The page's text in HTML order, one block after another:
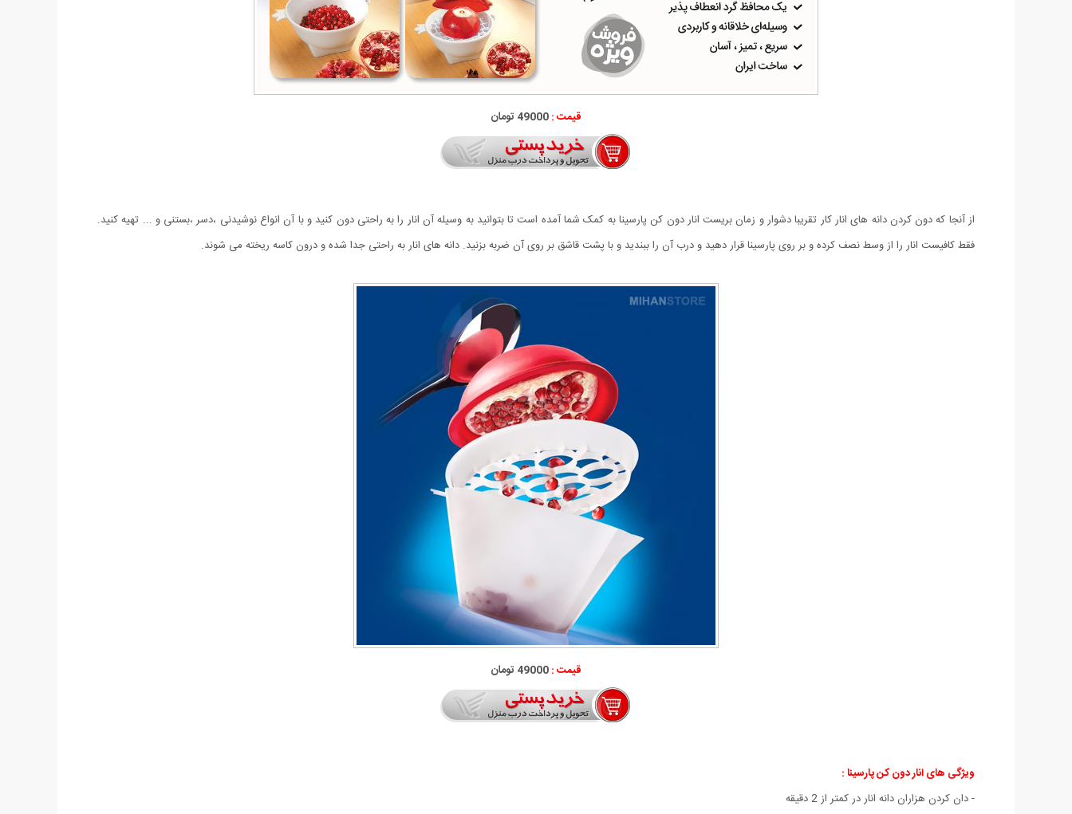
قیمت :49000 تومان
از آنجا که دون کردن دانه های انار کار تقریبا دشوار و زمان بریست انار دون کن پارسینا به کمک شما آمده است تا بتوانید به وسیله آن انار را به راحتی دون کنید و با آن انواع نوشیدنی ،دسر ،بستنی و ... تهیه کنید.
فقط کافیست انار را از وسط نصف کرده و بر روی پارسینا قرار دهید و درب آن را ببندید و با پشت قاشق بر روی آن ضربه بزنید. دانه های انار به راحتی جدا شده و درون کاسه ریخته می شوند.
قیمت :49000 تومان
ویژگی های انار دون کن پارسینا :
- دان کردن هزاران دانه انار در کمتر از 2 دقیقه